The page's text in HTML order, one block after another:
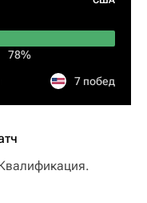
78%
7 побед